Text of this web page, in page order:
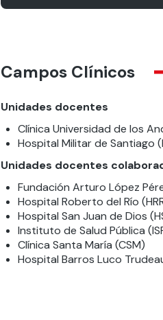
Campos Clínicos
Unidades docentes
Clínica Universidad de los
Hospital Militar de Santiago
Unidades docentes
Fundación Arturo López
Hospital Roberto del Río
Hospital San Juan de Dios
Instituto de Salud Pública
Clínica Santa María (CSM)
Hospital Barros Luco